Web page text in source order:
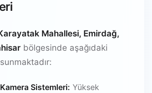
Mahallesi, Emirdağ,
bölgesinde aşağıdaki
Sistemleri: Yüksek